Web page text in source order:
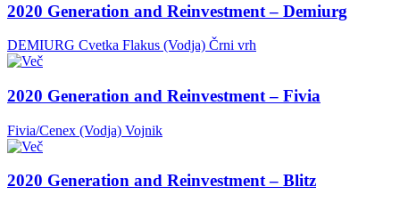
2020 Generation and Reinvestment – Demiurg
DEMIURG Cvetka Flakus (Vodja) Črni vrh
2020 Generation and Reinvestment – Fivia
Fivia/Cenex (Vodja) Vojnik
2020 Generation and Reinvestment – Blitz